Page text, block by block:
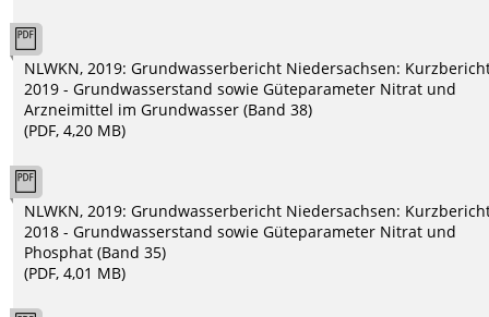
NLWKN, 2019: Grundwasserbericht Niedersachsen:
2019 - Grundwasserstand sowie Güteparameter Nitrat und
Arzneimittel im Grundwasser (Band 38)
(PDF, 4,20 MB)
NLWKN, 2019: Grundwasserbericht Niedersachsen:
2018 - Grundwasserstand sowie Güteparameter Nitrat und
Phosphat (Band 35)
(PDF, 4,01 MB)